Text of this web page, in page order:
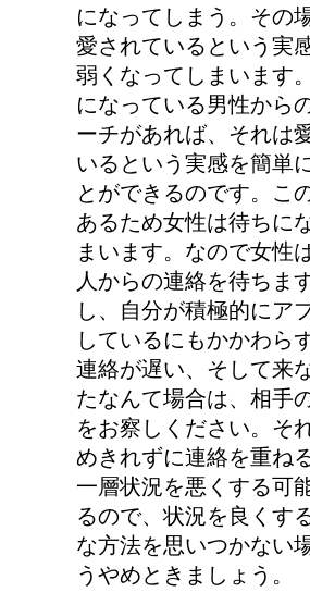
になってしまう。その
愛されているという実
弱くなってしまいます
になっている男性から
ーチがあれば、それは
いるという実感を簡単
とができるのです。こ
あるため女性は待ちに
まいます。なので女性
人からの連絡を待ちま
し、自分が積極的にア
しているにもかかわら
連絡が遅い、そして来
たなんて場合は、相手
をお察しください。そ
めきれずに連絡を重ね
一層状況を悪くする可
るので、状況を良くす
な方法を思いつかない
うやめときましょう。